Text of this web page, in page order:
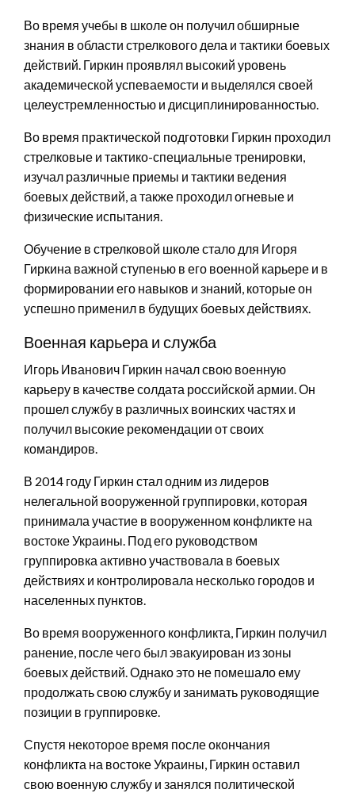
Во время учебы в школе он получил обширные
знания в области стрелкового дела и тактики боевых
действий. Гиркин проявлял высокий уровень
академической успеваемости и выделялся своей
целеустремленностью и дисциплинированностью.
Во время практической подготовки Гиркин проходил
стрелковые и тактико-специальные тренировки,
изучал различные приемы и тактики ведения
боевых действий, а также проходил огневые и
физические испытания.
Обучение в стрелковой школе стало для Игоря
Гиркина важной ступенью в его военной карьере и в
формировании его навыков и знаний, которые он
успешно применил в будущих боевых действиях.
Военная карьера и служба
Игорь Иванович Гиркин начал свою военную
карьеру в качестве солдата российской армии. Он
прошел службу в различных воинских частях и
получил высокие рекомендации от своих
командиров.
В 2014 году Гиркин стал одним из лидеров
нелегальной вооруженной группировки, которая
принимала участие в вооруженном конфликте на
востоке Украины. Под его руководством
группировка активно участвовала в боевых
действиях и контролировала несколько городов и
населенных пунктов.
Во время вооруженного конфликта, Гиркин получил
ранение, после чего был эвакуирован из зоны
боевых действий. Однако это не помешало ему
продолжать свою службу и занимать руководящие
позиции в группировке.
Спустя некоторое время после окончания
конфликта на востоке Украины, Гиркин оставил
свою военную службу и занялся политической